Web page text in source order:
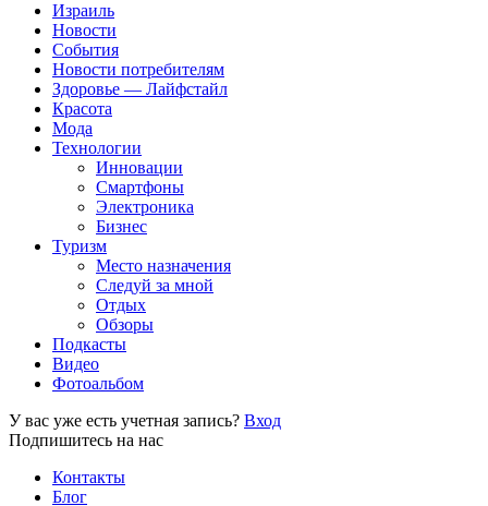
Израиль
Новости
События
Новости потребителям
Здоровье — Лайфстайл
Красота
Мода
Технологии
Инновации
Смартфоны
Электроника
Бизнес
Туризм
Место назначения
Следуй за мной
Отдых
Обзоры
Подкасты
Видео
Фотоальбом
У вас уже есть учетная запись? Вход
Подпишитесь на нас
Контакты
Блог